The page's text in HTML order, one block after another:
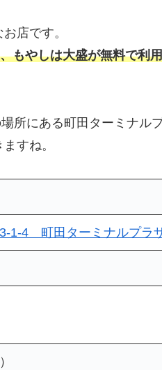
店です。
もやしは大盛が無料で利
所にある町田ターミナル
すね。
1-4 町田ターミナルプラ